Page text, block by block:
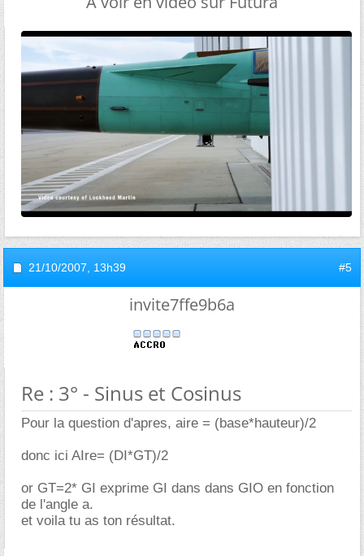
21/10/2007, 13h39 #5
invite7ffe9b6a
Re : 3° - Sinus et Cosinus
Pour la question d'apres, aire = (base*hauteur)/2
donc ici AIre= (DI*GT)/2
or GT=2* GI exprime GI dans dans GIO en fonction
de l'angle a.
et voila tu as ton résultat.